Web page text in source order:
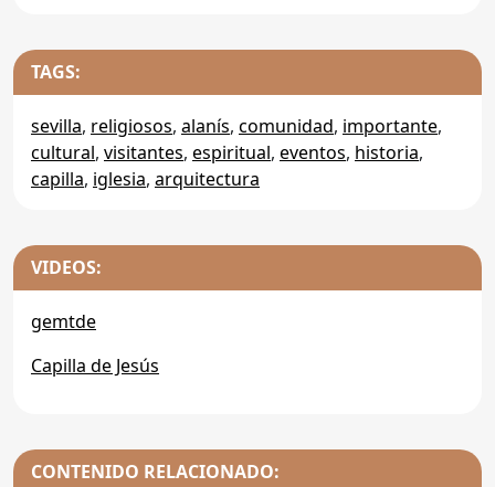
TAGS:
sevilla, religiosos, alanís, comunidad, importante,
cultural, visitantes, espiritual, eventos, historia,
capilla, iglesia, arquitectura
VIDEOS:
gemtde
Capilla de Jesús
CONTENIDO RELACIONADO: